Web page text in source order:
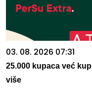
03. 08. 2026 07:31
25.000 kupaca već
više